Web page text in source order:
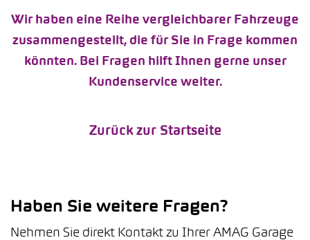
Wir haben eine Reihe vergleichbarer Fahrzeuge
zusammengestellt, die für Sie in Frage kommen
könnten. Bei Fragen hilft Ihnen gerne unser
Kundenservice weiter.
Zurück zur Startseite
Haben Sie weitere Fragen?
Nehmen Sie direkt Kontakt zu Ihrer AMAG Garage